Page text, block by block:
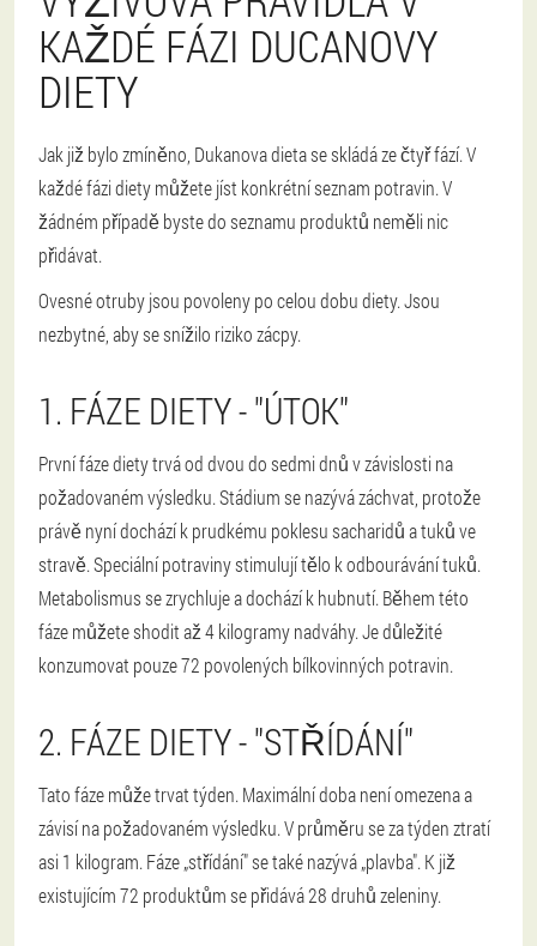
KAŽDÉ FÁZI DUCANOVY
DIETY
Jak již bylo zmíněno, Dukanova dieta se skládá ze čtyř fází. V
každé fázi diety můžete jíst konkrétní seznam potravin. V
žádném případě byste do seznamu produktů neměli nic
přidávat.
Ovesné otruby jsou povoleny po celou dobu diety. Jsou
nezbytné, aby se snížilo riziko zácpy.
1. FÁZE DIETY - "ÚTOK"
První fáze diety trvá od dvou do sedmi dnů v závislosti na
požadovaném výsledku. Stádium se nazývá záchvat, protože
právě nyní dochází k prudkému poklesu sacharidů a tuků ve
stravě. Speciální potraviny stimulují tělo k odbourávání tuků.
Metabolismus se zrychluje a dochází k hubnutí. Během této
fáze můžete shodit až 4 kilogramy nadváhy. Je důležité
konzumovat pouze 72 povolených bílkovinných potravin.
2. FÁZE DIETY - "STŘÍDÁNÍ"
Tato fáze může trvat týden. Maximální doba není omezena a
závisí na požadovaném výsledku. V průměru se za týden ztratí
asi 1 kilogram. Fáze „střídání" se také nazývá „plavba". K již
existujícím 72 produktům se přidává 28 druhů zeleniny.